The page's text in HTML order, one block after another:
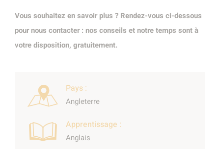
Vous souhaitez en savoir plus ? Rendez-vous ci-dessous
pour nous contacter : nos conseils et notre temps sont à
votre disposition, gratuitement.
Pays :
Angleterre
Apprentissage :
Anglais